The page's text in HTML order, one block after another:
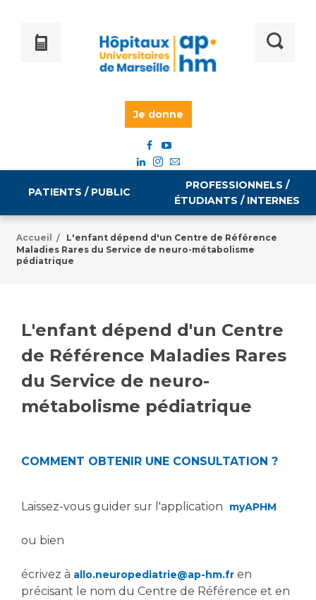
Je donne
PATIENTS / PUBLIC
Informations pratiques
Vous accompagnez, vous rendez visite à un patient
Vous allez être hospitalisé(e)
Vous avez un examen d'imagerie ou de radiologie
à réaliser
Vous avez une analyse à réaliser
Infos COVID-19
Laïcité et cultes
PROFESSIONNELS /
ÉTUDIANTS / INTERNES
Égalité professionnelle
Emplois paramédicaux
Emplois médicaux
Espace Formation
Emplois divers
Statuts
Chercheurs
Accueil /
L'enfant dépend d'un Centre de Référence
Maladies Rares du Service de neuro-métabolisme
pédiatrique
L'enfant dépend d'un Centre
de Référence Maladies Rares
du Service de neuro-
métabolisme pédiatrique
COMMENT OBTENIR UNE CONSULTATION ?
Laissez-vous guider sur l'application myAPHM
ou bien
écrivez à allo.neuropediatrie@ap-hm.fr en
précisant le nom du Centre de Référence et en